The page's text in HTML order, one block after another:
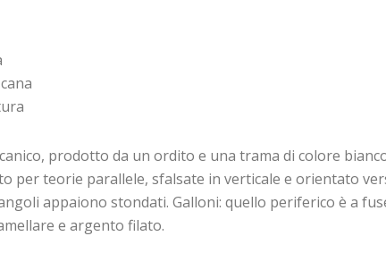
prodotto da un ordito e una trama di colore
per teorie parallele, sfalsate in verticale e orientato
appaiono stondati. Galloni: quello periferico è a
e argento filato.